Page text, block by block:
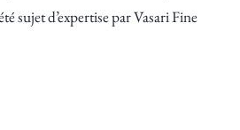
sujet d’expertise par Vasari Fine